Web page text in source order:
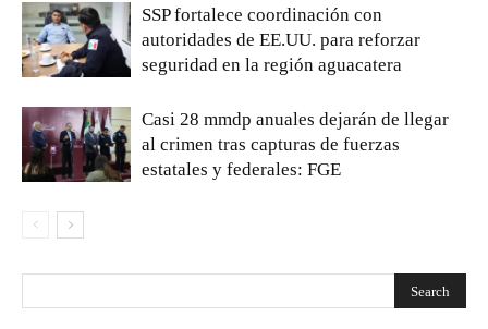
SSP fortalece coordinación con
autoridades de EE.UU. para reforzar
seguridad en la región aguacatera
Casi 28 mmdp anuales dejarán de llegar
al crimen tras capturas de fuerzas
estatales y federales: FGE